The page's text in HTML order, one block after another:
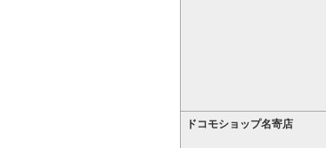
ドコモショップ名寄店